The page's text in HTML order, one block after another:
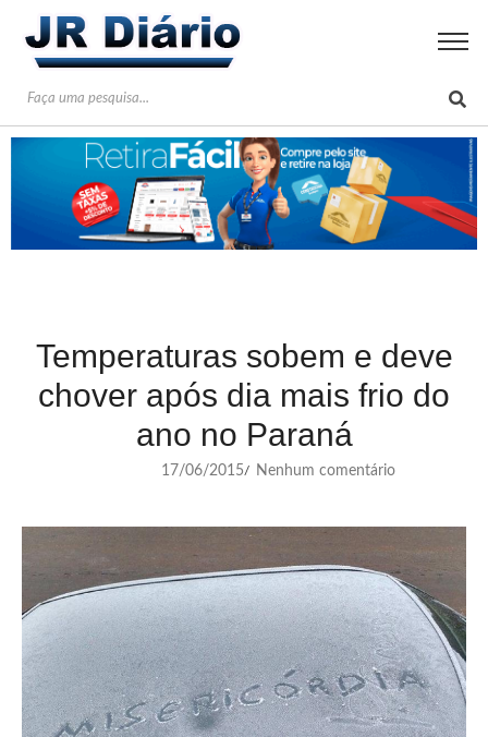
Temperaturas sobem e deve
chover após dia mais frio do
ano no Paraná
17/06/2015/ Nenhum comentário